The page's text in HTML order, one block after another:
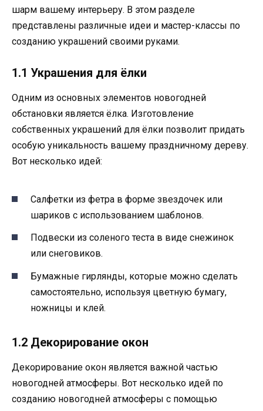
шарм вашему интерьеру. В этом разделе
представлены различные идеи и мастер-классы по
созданию украшений своими руками.
1.1 Украшения для ёлки
Одним из основных элементов новогодней
обстановки является ёлка. Изготовление
собственных украшений для ёлки позволит придать
особую уникальность вашему праздничному дереву.
Вот несколько идей:
Салфетки из фетра в форме звездочек или
шариков с использованием шаблонов.
Подвески из соленого теста в виде снежинок
или снеговиков.
Бумажные гирлянды, которые можно сделать
самостоятельно, используя цветную бумагу,
ножницы и клей.
1.2 Декорирование окон
Декорирование окон является важной частью
новогодней атмосферы. Вот несколько идей по
созданию новогодней атмосферы с помощью